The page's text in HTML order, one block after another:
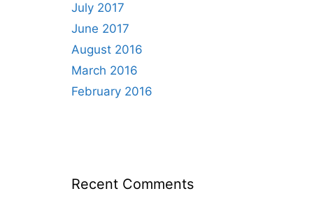
July 2017
June 2017
August 2016
March 2016
February 2016
Recent Comments